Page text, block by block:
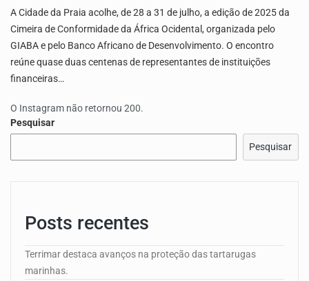
A Cidade da Praia acolhe, de 28 a 31 de julho, a edição de 2025 da
Cimeira de Conformidade da África Ocidental, organizada pelo
GIABA e pelo Banco Africano de Desenvolvimento. O encontro
reúne quase duas centenas de representantes de instituições
financeiras…
O Instagram não retornou 200.
Pesquisar
Pesquisar
Posts recentes
Terrimar destaca avanços na proteção das tartarugas
marinhas.